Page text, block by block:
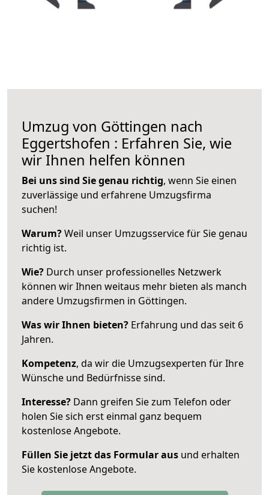
Umzug von Göttingen nach
Eggertshofen : Erfahren Sie, wie
wir Ihnen helfen können
Bei uns sind Sie genau richtig, wenn Sie einen
zuverlässige und erfahrene Umzugsfirma
suchen!
Warum?Weil unser Umzugsservice für Sie genau
richtig ist.
Wie? Durch unser professionelles Netzwerk
können wir Ihnen weitaus mehr bieten als manch
andere Umzugsfirmen in Göttingen.
Was wir Ihnen bieten? Erfahrung und das seit 6
Jahren.
Kompetenz, da wir die Umzugsexperten für Ihre
Wünsche und Bedürfnisse sind.
Interesse? Dann greifen Sie zum Telefon oder
holen Sie sich erst einmal ganz bequem
kostenlose Angebote.
Füllen Sie jetzt das Formular aus und erhalten
Sie kostenlose Angebote.